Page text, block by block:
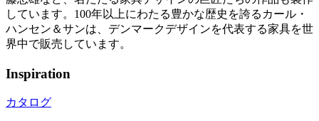
しています。100年以上にわたる豊かな歴史を誇るカール・
ハンセン＆サンは、デンマークデザインを代表する家具を世
界中で販売しています。
Inspiration
カタログ